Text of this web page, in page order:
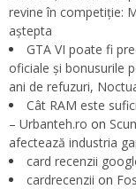
revine în competiție:
aștepta
GTA VI poate fi
oficiale și bonusurile
ani de refuzuri,
Cât RAM este
– Urbanteh.ro on
afectează industria
card recenzii
cardrecenzii on